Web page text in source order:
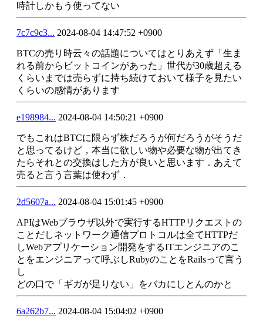
時計しかもう使ってない
7c7c9c3... 2024-08-04 14:47:52 +0900
BTCの売り時云々の話題についてはとりあえず「生ま
れる前からビットコインがあった」世代が30歳超える
くらいまでは売らずに持ち続けておいて様子を見たい
くらいの感情があります
e198984... 2024-08-04 14:50:21 +0900
でもこれはBTCに限らず株だろうが何だろうがそうだ
と思ってるけど，本当に欲しい物や必要な物が出てき
たらそれとの交換はした方が良いと思います．あえて
売ると言う言葉は使わず．
2d5607a... 2024-08-04 15:01:45 +0900
APIはWebブラウザ以外で実行するHTTPリクエストの
ことだしネットワーク通信プロトコルは全てHTTPだ
しWebアプリケーション開発をするITエンジニアのこ
とをエンジニアって呼ぶしRubyのことをRailsって言う
し
どの口で「ギガが足りない」をバカにしとんのかと
6a262b7... 2024-08-04 15:04:02 +0900